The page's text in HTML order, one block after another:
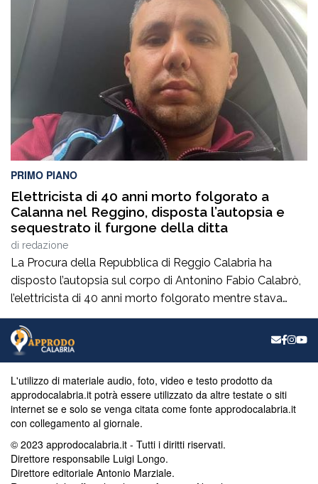
nell’ambito di un servizio straordinario ad “Alto Impatto”
disposto per rafforzare la presenza delle istituzioni e
contrastare ogni forma di illegalità. Un’azione massiccia
e coordinata che ha visto […]
PRIMO PIANO
Elettricista di 40 anni morto folgorato a
Calanna nel Reggino, disposta l’autopsia e
sequestrato il furgone della ditta
di redazione
La Procura della Repubblica di Reggio Calabria ha
disposto l’autopsia sul corpo di Antonino Fabio Calabrò,
l’elettricista di 40 anni morto folgorato mentre stava
lavorando al montaggio delle luminarie nel comune
di Calanna. Le indagini, coordinate dalla Procura guidata
da Giuseppe Borrelli, sono affidate ai carabinieri, che
ditta privata per la quale lavorava […]
L'utilizzo di materiale audio, foto, video e testo prodotto da
approdocalabria.it potrà essere utilizzato da altre testate o siti
internet se e solo se venga citata come fonte approdocalabria.it
con collegamento al giornale.
© 2023 approdocalabria.it - Tutti i diritti riservati.
Direttore responsabile Luigi Longo.
Direttore editoriale Antonio Marziale.